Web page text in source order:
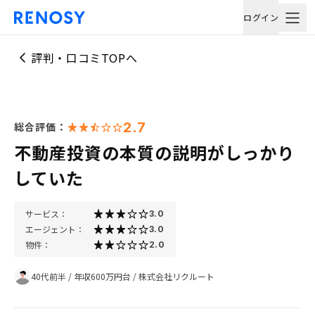
ログイン
評判・口コミTOPへ
総合評価： 2.7
不動産投資の本質の説明がしっかり
していた
サービス： 3.0
エージェント： 3.0
物件： 2.0
40代前半 / 年収600万円台 /株式会社リクルート